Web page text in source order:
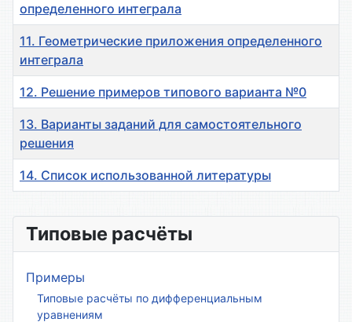
определенного интеграла
11. Геометрические приложения определенного
интеграла
12. Решение примеров типового варианта №0
13. Варианты заданий для самостоятельного
решения
14. Список использованной литературы
Типовые расчёты
Примеры
Типовые расчёты по дифференциальным
уравнениям